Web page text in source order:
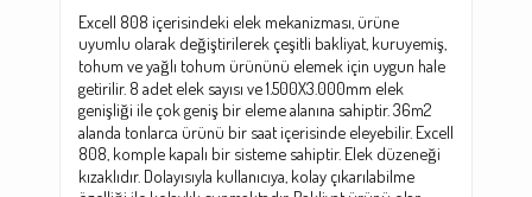
Excell 808 içerisindeki elek mekanizması, ürüne
uyumlu olarak değiştirilerek çeşitli bakliyat, kuruyemiş,
tohum ve yağlı tohum ürününü elemek için uygun hale
getirilir. 8 adet elek sayısı ve 1.500X3.000mm elek
genişliği ile çok geniş bir eleme alanına sahiptir. 36m2
alanda tonlarca ürünü bir saat içerisinde eleyebilir. Excell
808, komple kapalı bir sisteme sahiptir. Elek düzeneği
kızaklıdır. Dolayısıyla kullanıcıya, kolay çıkarılabilme